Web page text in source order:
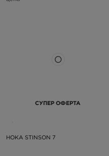
СУПЕР ОФЕРТА
HOKA STINSON 7